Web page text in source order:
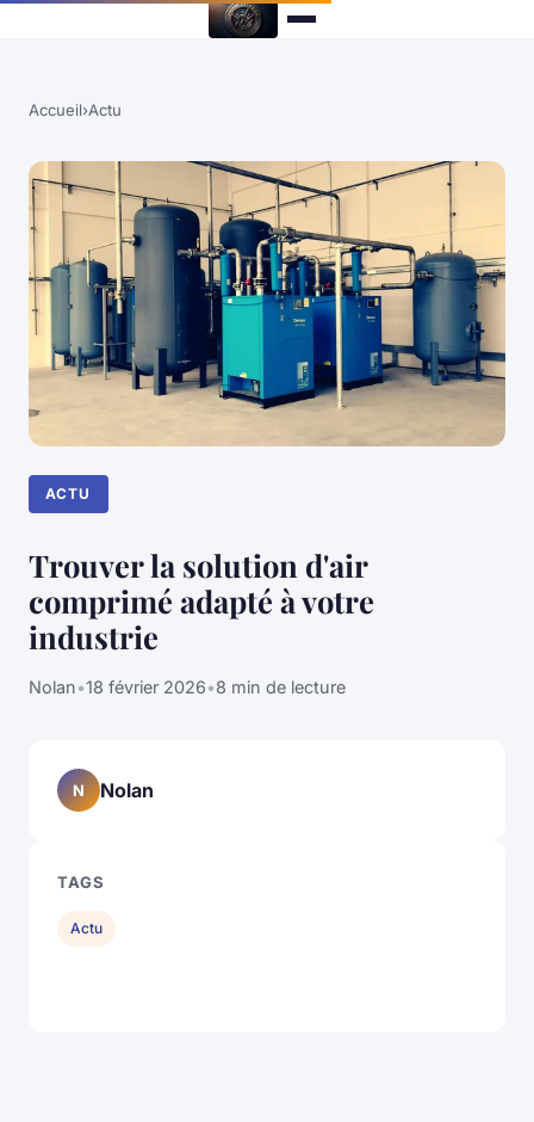
Accueil›Actu
ACTU
Trouver la solution d'air
comprimé adapté à votre
industrie
Nolan•18 février 2026•8 min de lecture
N Nolan
TAGS
Actu